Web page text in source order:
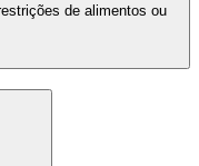
de alimentos ou